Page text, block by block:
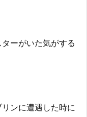
ーがいた気がする
ンに遭遇した時に